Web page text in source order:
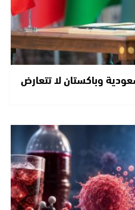
وباكستان لا تتعارض